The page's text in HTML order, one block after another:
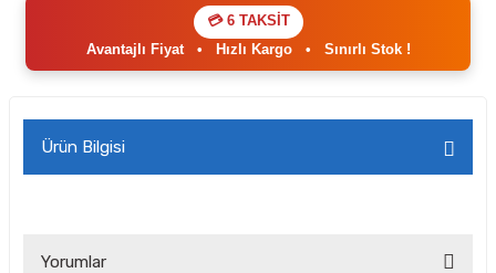
💳 6 TAKSİT
Avantajlı Fiyat• Hızlı Kargo• Sınırlı Stok !
Ürün Bilgisi
Yorumlar